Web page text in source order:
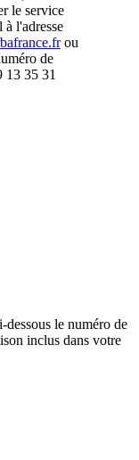
le service
l'adresse
ou
de
13 35 31
le numéro de
inclus dans votre